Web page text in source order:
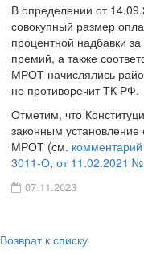
В определении от
совокупный размер
процентной надбавки
премий, а также
МРОТ начислялись
не противоречит ТК РФ.
Отметим, что
законным
МРОТ (см. комментарий
3011-О, от 11.02.2021
07.11.2023
Возврат к списку